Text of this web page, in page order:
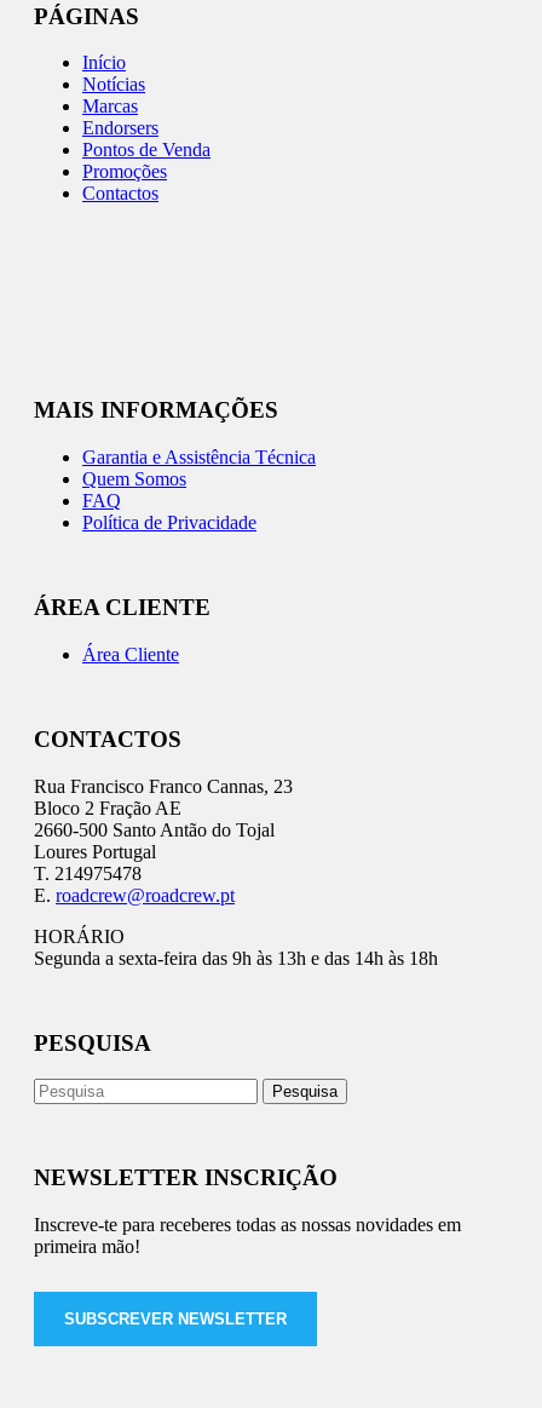
PÁGINAS
Início
Notícias
Marcas
Endorsers
Pontos de Venda
Promoções
Contactos
MAIS INFORMAÇÕES
Garantia e Assistência Técnica
Quem Somos
FAQ
Política de Privacidade
ÁREA CLIENTE
Área Cliente
CONTACTOS
Rua Francisco Franco Cannas, 23
Bloco 2 Fração AE
2660-500 Santo Antão do Tojal
Loures Portugal
T. 214975478
E. roadcrew@roadcrew.pt
HORÁRIO
Segunda a sexta-feira das 9h às 13h e das 14h às 18h
PESQUISA
NEWSLETTER INSCRIÇÃO
Inscreve-te para receberes todas as nossas novidades em
primeira mão!
SUBSCREVER NEWSLETTER